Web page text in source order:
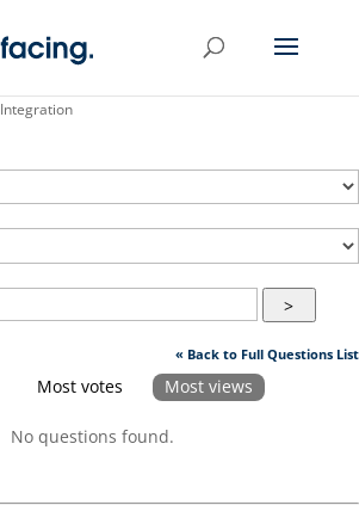
Integration
>
« Back to Full Questions List
Most votes Most views
No questions found.